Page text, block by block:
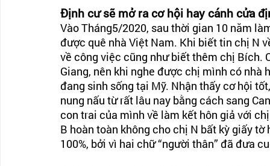
Định cư sẽ mở ra cơ hội hay cánh cửa
Vào Tháng5/2020, sau thời gian 10 năm
được quê nhà Việt Nam. Khi biết tin chị N
về công việc cũng như biết thêm chị Bích.
Giang, nên khi nghe được chị mình có nhà
đang sinh sống tại Mỹ. Nhận thấy cơ hội
nung nấu từ rất lâu nay bằng cách sang
con trai của mình về làm kết hôn giả với
B hoàn toàn không cho chị N bất kỳ giấy
100%, bởi vì hai chữ “người thân” đã đưa